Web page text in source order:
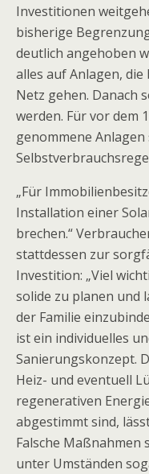
Investitionen
bisherige
deutlich angehoben
alles auf Anlagen, die
Netz gehen. Danach
werden. Für vor dem
genommene Anlagen
„Für
Installation einer
brechen.“
stattdessen zur
Investition: „Viel
solide zu planen und
der Familie
ist ein individuelles
Sanierungskonzept.
Heiz- und eventuell
regenerativen
abgestimmt sind,
Falsche
unter Umständen